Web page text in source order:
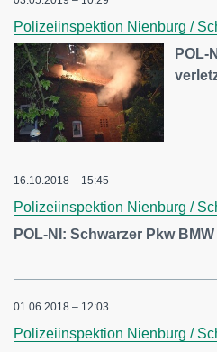
Polizeiinspektion Nienburg /
POL-
16.10.2018 – 15:45
Polizeiinspektion Nienburg /
POL-NI: Schwarzer Pkw
01.06.2018 – 12:03
Polizeiinspektion Nienburg /